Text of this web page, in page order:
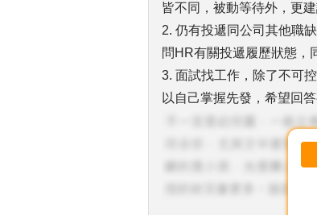
皆不同，被動等待外，更
2. 仍有投遞同公司其他職
問HR有關投遞履歷狀態，
3. 面試找工作，除了不可
以自己掌握先發，希望回